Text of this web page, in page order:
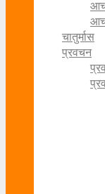
चातुर्मास
प्रवचन